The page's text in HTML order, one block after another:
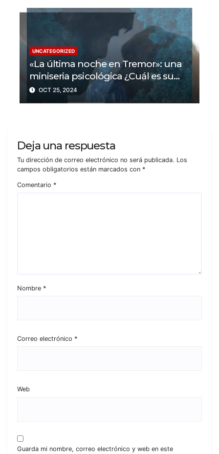
UNCATEGORIZED
«La última noche en Tremor»: una
miniseria psicológica ¿Cuál es su
trama?
OCT 25, 2024
Deja una respuesta
Tu dirección de correo electrónico no será publicada. Los
campos obligatorios están marcados con *
Comentario *
Nombre *
Correo electrónico *
Web
Guarda mi nombre, correo electrónico y web en este